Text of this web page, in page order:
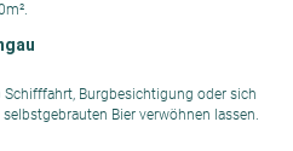
Schifffahrt, Burgbesichtigung oder sich
Bier verwöhnen lassen.